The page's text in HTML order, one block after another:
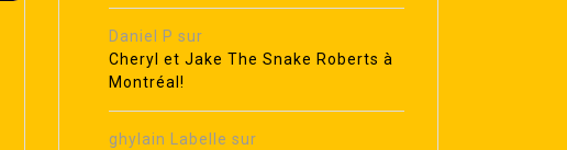
Daniel P sur
Cheryl et Jake The Snake Roberts à
Montréal!
ghylain Labelle sur